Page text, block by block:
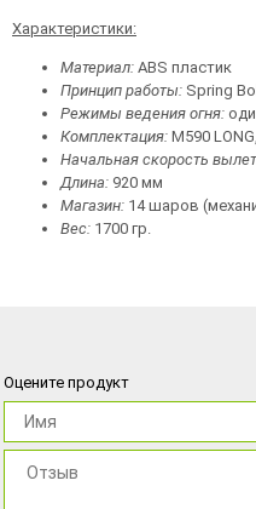
Характеристики:
Материал: ABS пластик
Принцип работы: Spring
Режимы ведения огня:
Комплектация: M590
Начальная скорость
Длина: 920 мм
Магазин: 14 шаров
Вес: 1700 гр.
Оцените продукт